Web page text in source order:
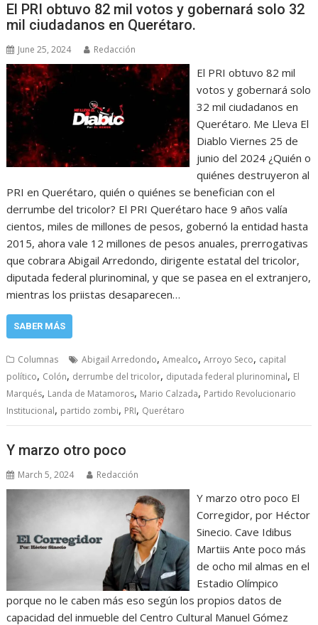
El PRI obtuvo 82 mil votos y gobernará solo 32
mil ciudadanos en Querétaro.
June 25, 2024 Redacción
El PRI obtuvo 82 mil
votos y gobernará solo
32 mil ciudadanos en
Querétaro. Me Lleva El
Diablo Viernes 25 de
junio del 2024 ¿Quién o
quiénes destruyeron al
PRI en Querétaro, quién o quiénes se benefician con el
derrumbe del tricolor? El PRI Querétaro hace 9 años valía
cientos, miles de millones de pesos, gobernó la entidad hasta
2015, ahora vale 12 millones de pesos anuales, prerrogativas
que cobrara Abigail Arredondo, dirigente estatal del tricolor,
diputada federal plurinominal, y que se pasea en el extranjero,
mientras los priistas desaparecen…
SABER MÁS
Columnas Abigail Arredondo,Amealco,Arroyo Seco, capital
político, Colón, derrumbe del tricolor, diputada federal plurinominal, El
Marqués, Landa de Matamoros, Mario Calzada, Partido Revolucionario
Institucional, partido zombi, PRI, Querétaro
Y marzo otro poco
March 5, 2024 Redacción
Y marzo otro poco El
Corregidor, por Héctor
Sinecio. Cave Idibus
Martiis Ante poco más
de ocho mil almas en el
Estadio Olímpico
porque no le caben más eso según los propios datos de
capacidad del inmueble del Centro Cultural Manuel Gómez